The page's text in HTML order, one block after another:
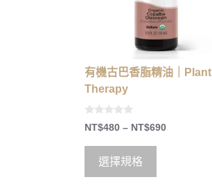
有機古巴香脂精油｜Plant
Therapy
0
o
5
NT$480 – NT$690
選擇規格